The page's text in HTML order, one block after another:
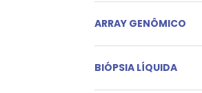
ARRAY GENÔMICO
BIÓPSIA LÍQUIDA